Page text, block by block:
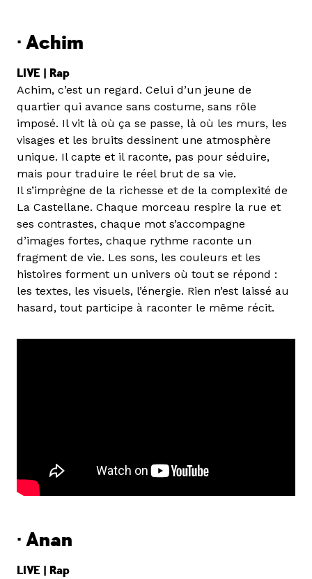
· Achim
LIVE | Rap
Achim, c’est un regard. Celui d’un jeune de
quartier qui avance sans costume, sans rôle
imposé. Il vit là où ça se passe, là où les murs, les
visages et les bruits dessinent une atmosphère
unique. Il capte et il raconte, pas pour séduire,
mais pour traduire le réel brut de sa vie.
Il s’imprègne de la richesse et de la complexité de
La Castellane. Chaque morceau respire la rue et
ses contrastes, chaque mot s’accompagne
d’images fortes, chaque rythme raconte un
fragment de vie. Les sons, les couleurs et les
histoires forment un univers où tout se répond :
les textes, les visuels, l’énergie. Rien n’est laissé au
hasard, tout participe à raconter le même récit.
· Anan
LIVE | Rap